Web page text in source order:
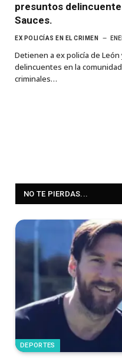
presuntos
Sauces.
EX POLICÍAS EN EL CRIMEN
Detienen a ex policía de
delincuentes en la
criminales…
NO TE PIERDAS...
DEPORTES